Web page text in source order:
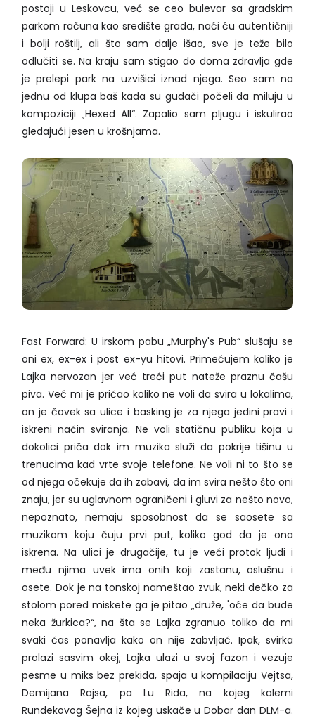
postoji u Leskovcu, već se ceo bulevar sa gradskim
parkom računa kao središte grada, naći ću autentičniji
i bolji roštilj, ali što sam dalje išao, sve je teže bilo
odlučiti se. Na kraju sam stigao do doma zdravlja gde
je prelepi park na uzvišici iznad njega. Seo sam na
jednu od klupa baš kada su gudači počeli da miluju u
kompoziciji „Hexed All“. Zapalio sam pljugu i iskulirao
gledajući jesen u krošnjama.
Fast Forward: U irskom pabu „Murphy's Pub“ slušaju se
oni ex, ex-ex i post ex-yu hitovi. Primećujem koliko je
Lajka nervozan jer već treći put nateže praznu čašu
piva. Već mi je pričao koliko ne voli da svira u lokalima,
on je čovek sa ulice i basking je za njega jedini pravi i
iskreni način sviranja. Ne voli statičnu publiku koja u
dokolici priča dok im muzika služi da pokrije tišinu u
trenucima kad vrte svoje telefone. Ne voli ni to što se
od njega očekuje da ih zabavi, da im svira nešto što oni
znaju, jer su uglavnom ograničeni i gluvi za nešto novo,
nepoznato, nemaju sposobnost da se saosete sa
muzikom koju čuju prvi put, koliko god da je ona
iskrena. Na ulici je drugačije, tu je veći protok ljudi i
među njima uvek ima onih koji zastanu, oslušnu i
osete. Dok je na tonskoj nameštao zvuk, neki dečko za
stolom pored miskete ga je pitao „druže, 'oće da bude
neka žurkica?“, na šta se Lajka zgranuo toliko da mi
svaki čas ponavlja kako on nije zabvljač. Ipak, svirka
prolazi sasvim okej, Lajka ulazi u svoj fazon i vezuje
pesme u miks bez prekida, spaja u kompilaciju Vejtsa,
Demijana Rajsa, pa Lu Rida, na kojeg kalemi
Rundekovog Šejna iz kojeg uskače u Dobar dan DLM-a.